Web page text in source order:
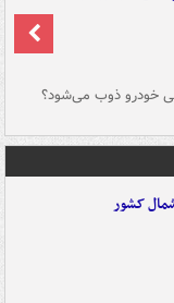
خودرو ذوب می‌شود؟
کشور